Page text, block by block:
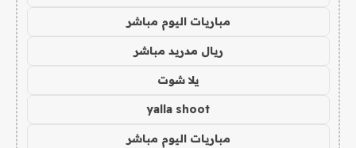
مباريات اليوم مباشر
ريال مدريد مباشر
يلا شوت
yalla shoot
مباريات اليوم مباشر